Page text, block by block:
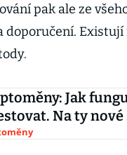
pak ale ze
doporučení.
Jak
Na ty